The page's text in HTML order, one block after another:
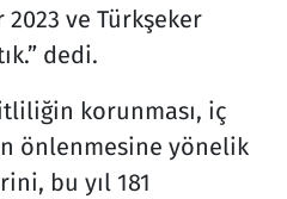
ve Türkşeker
dedi.
korunması, iç
önlenmesine yönelik
bu yıl 181